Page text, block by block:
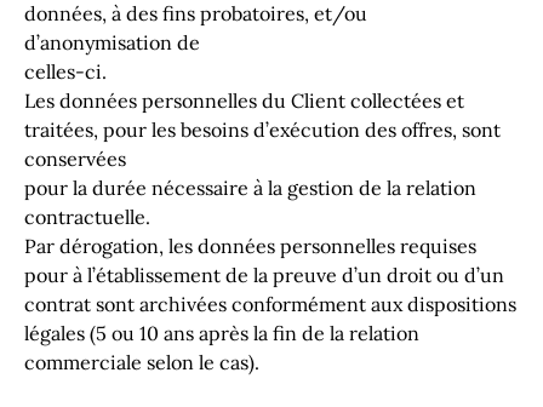
données, à des fins probatoires, et/ou
d’anonymisation de
celles-ci.
Les données personnelles du Client collectées et
traitées, pour les besoins d’exécution des offres, sont
conservées
pour la durée nécessaire à la gestion de la relation
contractuelle.
Par dérogation, les données personnelles requises
pour à l’établissement de la preuve d’un droit ou d’un
contrat sont archivées conformément aux dispositions
légales (5 ou 10 ans après la fin de la relation
commerciale selon le cas).